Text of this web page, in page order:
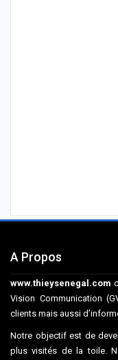
A Propos
www.thieysenegal.com
Vision Communication
clients mais aussi
Notre objectif est de
plus visités de la toile.